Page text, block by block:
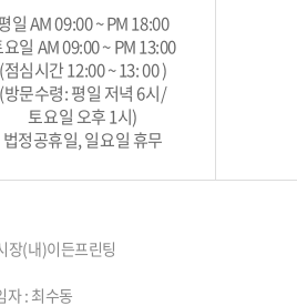
일 AM 09:00 ~ PM 18:00
일 AM 09:00 ~ PM 13:00
(점심시간 12:00 ~ 13: 00 )
(방문수령: 평일 저녁 6시/
토요일 오후 1시)
법정공휴일, 일요일 휴무
장(내)이든프린팅
: 최수동